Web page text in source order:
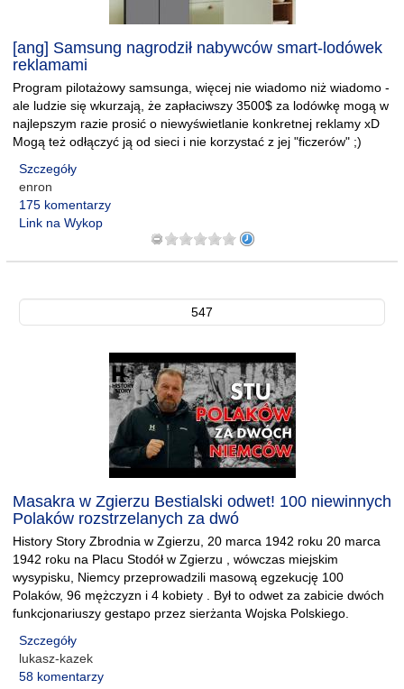
[ang] Samsung nagrodził nabywców smart-lodówek
reklamami
Program pilotażowy samsunga, więcej nie wiadomo niż wiadomo -
ale ludzie się wkurzają, że zapłaciwszy 3500$ za lodówkę mogą w
najlepszym razie prosić o niewyświetlanie konkretnej reklamy xD
Mogą też odłączyć ją od sieci i nie korzystać z jej "ficzerów" ;)
Szczegóły
enron
175 komentarzy
Link na Wykop
547
Masakra w Zgierzu Bestialski odwet! 100 niewinnych
Polaków rozstrzelanych za dwó
History Story Zbrodnia w Zgierzu, 20 marca 1942 roku 20 marca
1942 roku na Placu Stodół w Zgierzu , wówczas miejskim
wysypisku, Niemcy przeprowadzili masową egzekucję 100
Polaków, 96 mężczyzn i 4 kobiety . Był to odwet za zabicie dwóch
funkcjonariuszy gestapo przez sierżanta Wojska Polskiego.
Szczegóły
lukasz-kazek
58 komentarzy